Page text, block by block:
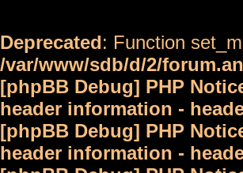
Deprecated: Function
/var/www/sdb/d/2/
[phpBB Debug] PHP
header information -
[phpBB Debug] PHP
header information -